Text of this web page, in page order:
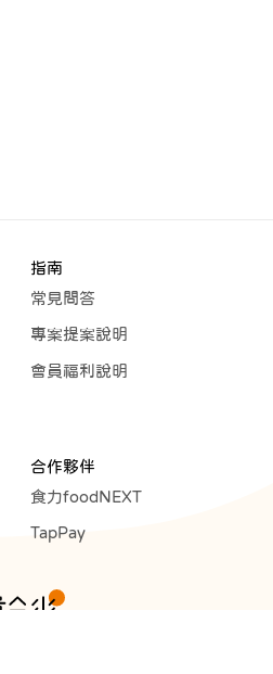
指南
常見問答
專案提案說明
會員福利說明
合作夥伴
食力foodNEXT
TapPay